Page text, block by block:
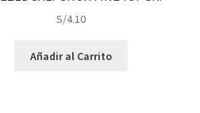
S/4.10
Añadir al Carrito